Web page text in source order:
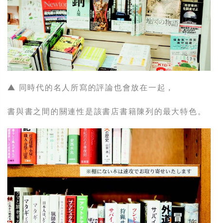
▲ 同時代的名人所寫的評論也會放在一起，
書與書之間的關連性是該書店書籍陳列的最大特色。